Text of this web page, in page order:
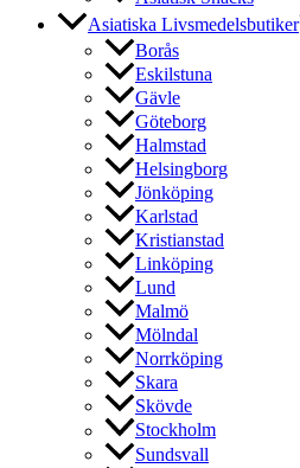
Asiatiska Livsmedelsbutiker
Borås
Eskilstuna
Gävle
Göteborg
Halmstad
Helsingborg
Jönköping
Karlstad
Kristianstad
Linköping
Lund
Malmö
Mölndal
Norrköping
Skara
Skövde
Stockholm
Sundsvall